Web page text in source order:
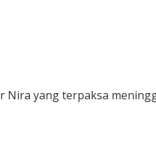
Nira yang terpaksa